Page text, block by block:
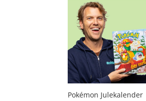
Pokémon Julekalender